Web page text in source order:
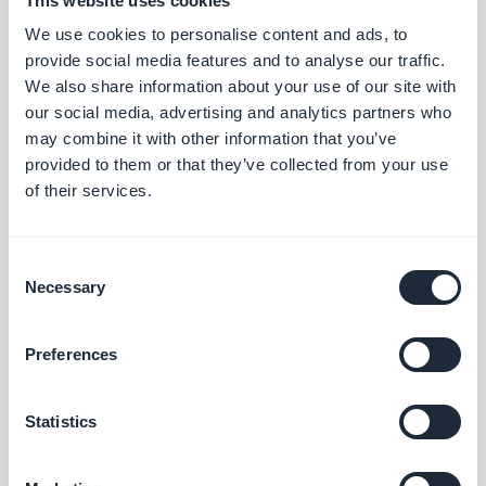
We use cookies to personalise content and ads, to
provide social media features and to analyse our traffic.
We also share information about your use of our site with
our social media, advertising and analytics partners who
may combine it with other information that you’ve
provided to them or that they’ve collected from your use
of their services.
Selection
Necessary
Preferences
Statistics
dimensión a tu estrategia de marketing. Cada
segundo cuenta, y cada momento se convierte en
una oportunidad para reforzar el vínculo con tu
público.
a la voz de la marca y a su visibilidad: las
elegimos y —cada vez más— la manera en que